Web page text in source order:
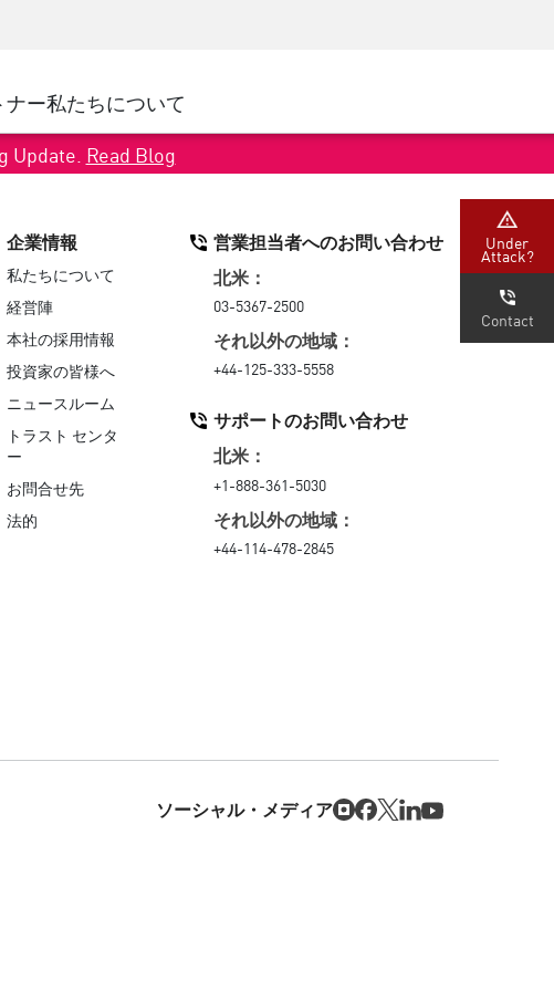
バイダ
企業
ェビナー
ナー私たちについて
Under
Attack?
Contact
Update. Read Blog
企業情報
私たちについて
経営陣
本社の採用情報
投資家の皆様へ
ニュースルーム
トラスト センタ
ー
お問合せ先
法的
営業担当者へのお問い合わせ
北米：
03-5367-2500
それ以外の地域：
+44-125-333-5558
サポートのお問い合わせ
北米：
+1-888-361-5030
それ以外の地域：
+44-114-478-2845
ソーシャル・メディア